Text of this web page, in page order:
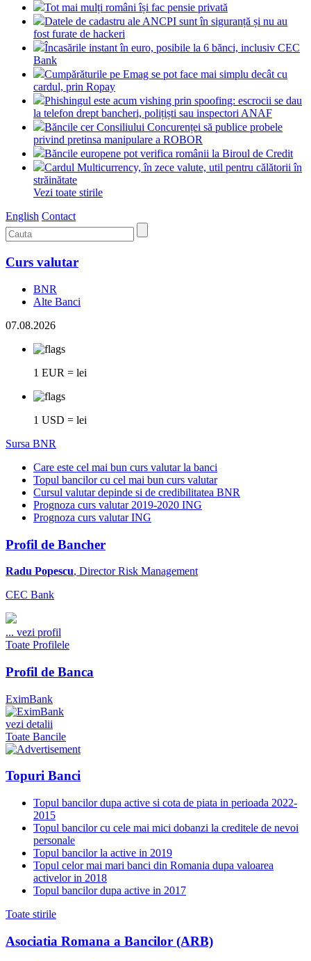
Tot mai mulți români își fac pensie privată
Datele de cadastru ale ANCPI sunt în siguranță și nu au
fost furate de hackeri
Încasările instant în euro, posibile la 6 bănci, inclusiv CEC
Bank
Cumpărăturile pe Emag se pot face mai simplu decât cu
cardul, prin Ropay
Phishingul este acum vishing prin spoofing: escrocii se dau
la telefon drept bancheri, polițiști sau inspectori ANAF
Băncile cer Consiliului Concurenței să publice probele
privind pretinsa manipulare a ROBOR
Băncile europene pot verifica românii la Biroul de Credit
Cardul Multicurrency, în zece valute, util pentru călătorii în
străinătate
Vezi toate stirile
English Contact
Curs valutar
BNR
Alte Banci
07.08.2026
1 EUR = lei
1 USD = lei
Sursa BNR
Care este cel mai bun curs valutar la banci
Topul bancilor cu cel mai bun curs valutar
Cursul valutar depinde si de credibilitatea BNR
Prognoza curs valutar 2019-2020 ING
Prognoza curs valutar ING
Profil de Bancher
Radu Popescu, Director Risk Management
CEC Bank
... vezi profil
Toate Profilele
Profil de Banca
EximBank
vezi detalii
Toate Bancile
Topuri Banci
Topul bancilor dupa active si cota de piata in perioada 2022-
2015
Topul bancilor cu cele mai mici dobanzi la creditele de nevoi
personale
Topul bancilor la active in 2019
Topul celor mai mari banci din Romania dupa valoarea
activelor in 2018
Topul bancilor dupa active in 2017
Toate stirile
Asociatia Romana a Bancilor (ARB)